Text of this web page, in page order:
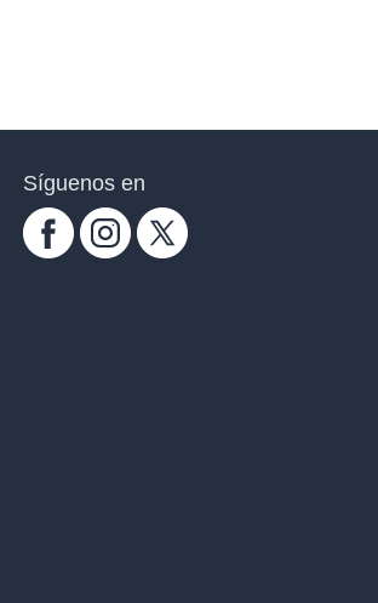
Síguenos en